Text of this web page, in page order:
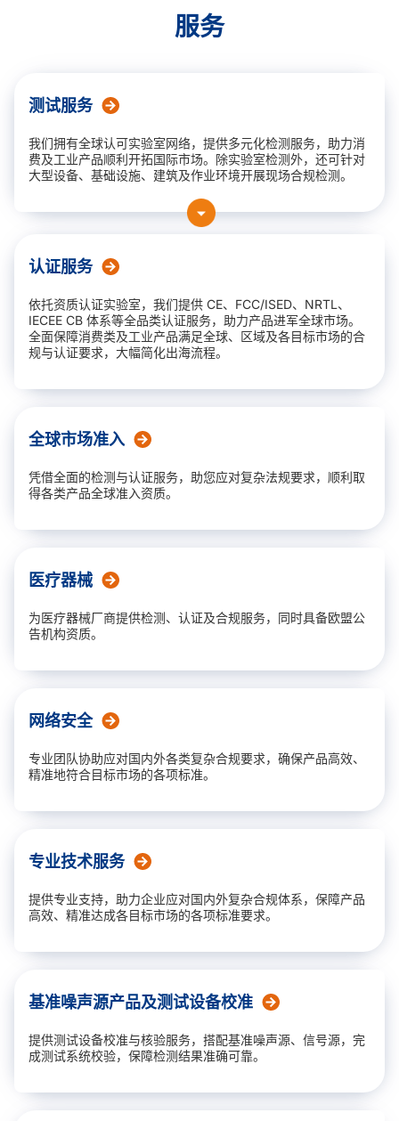
服务
测试服务
我们拥有全球认可实验室网络，提供多元化检测服务，助力消
费及工业产品顺利开拓国际市场。除实验室检测外，还可针对
大型设备、基础设施、建筑及作业环境开展现场合规检测。
产品安全
爆炸环境
机械及环境可靠性
能效
电磁场（EMF）
化学检测
认证服务
依托资质认证实验室，我们提供 CE、FCC/ISED、NRTL、
IECEE CB 体系等全品类认证服务，助力产品进军全球市场。
全面保障消费类及工业产品满足全球、区域及各目标市场的合
规与认证要求，大幅简化出海流程。
全球市场准入
凭借全面的检测与认证服务，助您应对复杂法规要求，顺利取
得各类产品全球准入资质。
医疗器械
为医疗器械厂商提供检测、认证及合规服务，同时具备欧盟公
告机构资质。
网络安全
专业团队协助应对国内外各类复杂合规要求，确保产品高效、
精准地符合目标市场的各项标准。
专业技术服务
提供专业支持，助力企业应对国内外复杂合规体系，保障产品
高效、精准达成各目标市场的各项标准要求。
基准噪声源产品及测试设备校准
提供测试设备校准与核验服务，搭配基准噪声源、信号源，完
成测试系统校验，保障检测结果准确可靠。